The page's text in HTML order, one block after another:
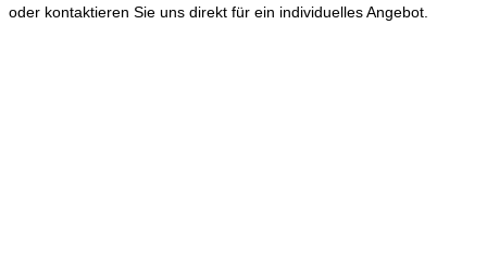
oder kontaktieren Sie uns direkt für ein individuelles Angebot.